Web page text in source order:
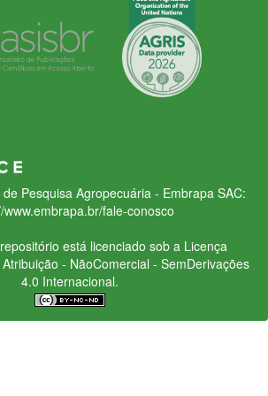
Pesquisa Agropecuária - Embrapa SAC:
www.embrapa.br/fale-conosco
está licenciado sob a Licença
- NãoComercial - SemDerivações
4.0 Internacional.